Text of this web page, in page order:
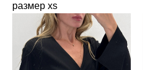
размер xs